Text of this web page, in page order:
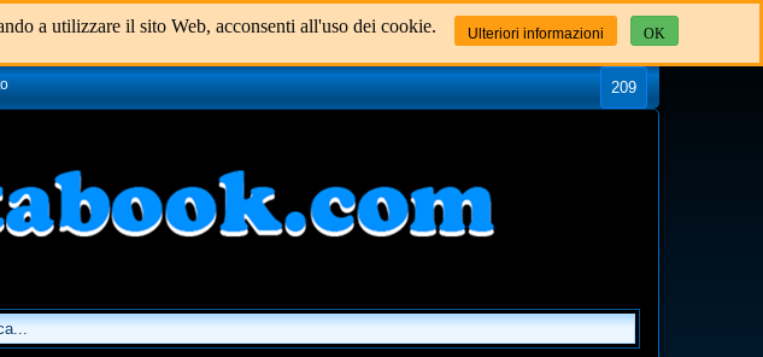
a utilizzare il sito Web, acconsenti all'uso dei cookie. Ulteriori informazioni OK
209